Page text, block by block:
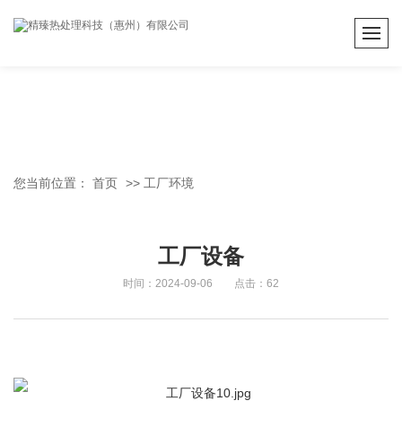
您当前位置： 首页 >> 工厂环境
工厂设备
时间：2024-09-06 点击：62